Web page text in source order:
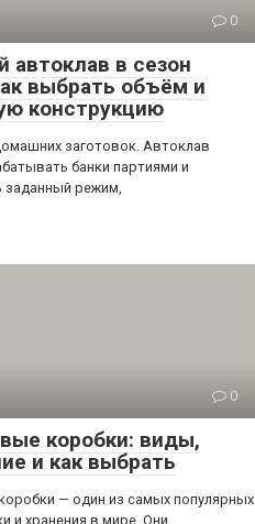
0
автоклав в сезон
выбрать объём и
конструкцию
заготовок. Автоклав
банки партиями и
заданный режим,
0
коробки: виды,
и как выбрать
— один из самых популярных
и хранения в мире. Они